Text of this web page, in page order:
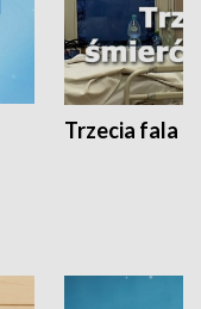
Trzecia fala -